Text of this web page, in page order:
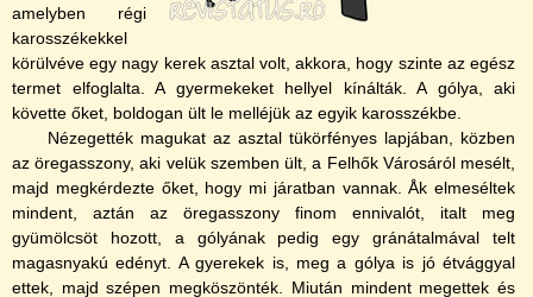
amelyben régi
karosszékekkel
körülvéve egy nagy kerek asztal volt, akkora, hogy szinte az egész
termet elfoglalta. A gyermekeket hellyel kí­nálták. A gólya, aki
követte őket, boldogan ült le melléjük az egyik karosszékbe.
Nézegették magukat az asztal tükörfényes lapjában, közben
az öregasszony, aki velük szemben ült, a Felhők Városáról mesélt,
majd megkérdezte őket, hogy mi járatban vannak. Åk elmeséltek
mindent, aztán az öregasszony finom ennivalót, italt meg
gyümölcsöt hozott, a gólyának pedig egy gránátalmával telt
magasnyakú edényt. A gyerekek is, meg a gólya is jó étvággyal
ettek, majd szépen megköszönték. Miután mindent megettek és